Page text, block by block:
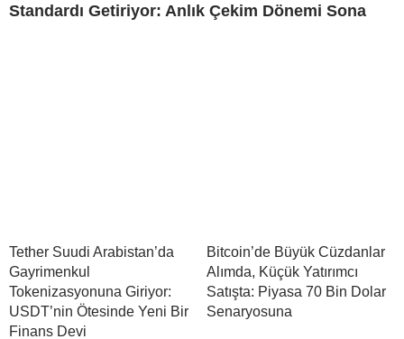
Standardı Getiriyor: Anlık Çekim Dönemi Sona
Tether Suudi Arabistan’da
Gayrimenkul
Tokenizasyonuna Giriyor:
USDT’nin Ötesinde Yeni Bir
Finans Devi
Bitcoin’de Büyük Cüzdanlar
Alımda, Küçük Yatırımcı
Satışta: Piyasa 70 Bin Dolar
Senaryosuna